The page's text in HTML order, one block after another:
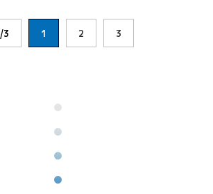
3 1 2 3